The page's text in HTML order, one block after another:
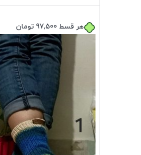
هر قسط 97,500 تومان